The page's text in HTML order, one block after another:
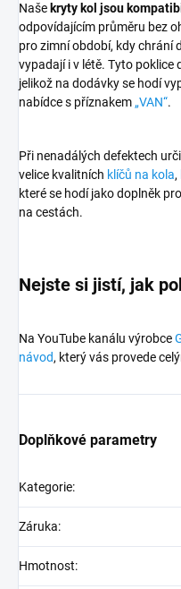
Naše kryty kol jsou
odpovídajícím průměru bez
pro zimní období, kdy chrání
vypadají i v létě. Tyto poklice
jelikož na dodávky se hodí
nabídce s příznakem„VAN“.
Při nenadálých defektech
velice kvalitních klíčů na kola,
které se hodí jako doplněk
na cestách.
Nejste si jistí, jak
Na YouTube kanálu výrobce
návod, který vás provede
Doplňkové parametry
Kategorie:
Záruka:
Hmotnost: